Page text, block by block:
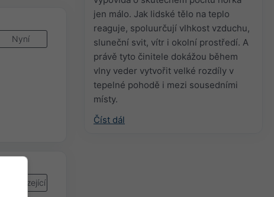
jen málo. Jak lidské tělo na teplo
reaguje, spoluurčují vlhkost vzduchu,
sluneční svit, vítr i okolní prostředí. A
právě tyto činitele dokážou během
vlny veder vytvořit velké rozdíly v
tepelné pohodě i mezi sousedními
místy.
Číst dál
Nyní
Nadcházející